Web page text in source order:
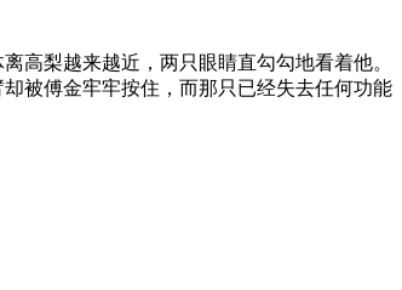
梨越来越近，两只眼睛直勾勾地看着他。
被傅金牢牢按住，而那只已经失去任何功能